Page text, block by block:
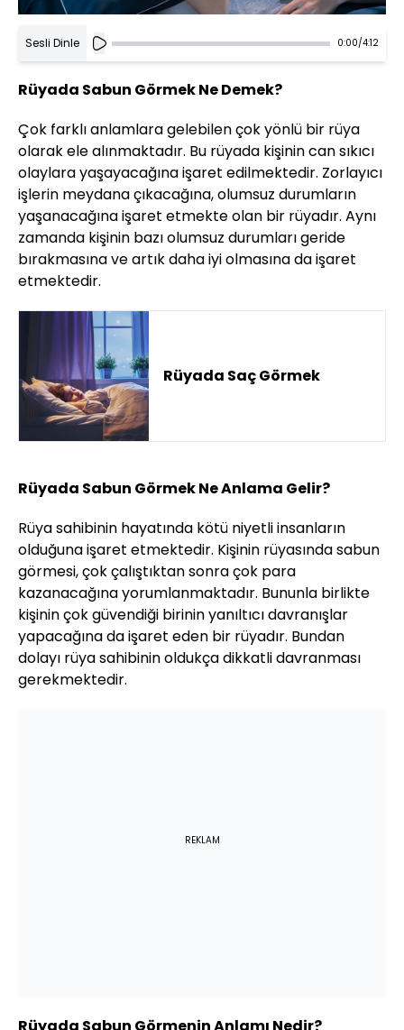
Sesli Dinle 0:00/4:12
Rüyada Sabun Görmek Ne Demek?
Çok farklı anlamlara gelebilen çok yönlü bir rüya
olarak ele alınmaktadır. Bu rüyada kişinin can sıkıcı
olaylara yaşayacağına işaret edilmektedir. Zorlayıcı
işlerin meydana çıkacağına, olumsuz durumların
yaşanacağına işaret etmekte olan bir rüyadır. Aynı
zamanda kişinin bazı olumsuz durumları geride
bırakmasına ve artık daha iyi olmasına da işaret
etmektedir.
Rüyada Saç Görmek
Rüyada Sabun Görmek Ne Anlama Gelir?
Rüya sahibinin hayatında kötü niyetli insanların
olduğuna işaret etmektedir. Kişinin rüyasında sabun
görmesi, çok çalıştıktan sonra çok para
kazanacağına yorumlanmaktadır. Bununla birlikte
kişinin çok güvendiği birinin yanıltıcı davranışlar
yapacağına da işaret eden bir rüyadır. Bundan
dolayı rüya sahibinin oldukça dikkatli davranması
gerekmektedir.
REKLAM